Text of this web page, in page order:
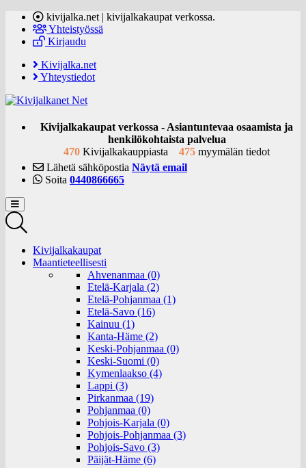
kivijalka.net | kivijalkakaupat verkossa.
Yhteistyössä
Kirjaudu
Kivijalka.net
Yhteystiedot
Kivijalkakaupat verkossa - Asiantuntevaa osaamista ja
henkilökohtaista palvelua
470 Kivijalkakauppiasta 475 myymälän tiedot
Lähetä sähköpostia Näytä email
Soita 0440866665
Kivijalkakaupat
Maantieteellisesti
Ahvenanmaa (0)
Etelä-Karjala (2)
Etelä-Pohjanmaa (1)
Etelä-Savo (16)
Kainuu (1)
Kanta-Häme (2)
Keski-Pohjanmaa (0)
Keski-Suomi (0)
Kymenlaakso (4)
Lappi (3)
Pirkanmaa (19)
Pohjanmaa (0)
Pohjois-Karjala (0)
Pohjois-Pohjanmaa (3)
Pohjois-Savo (3)
Päijät-Häme (6)